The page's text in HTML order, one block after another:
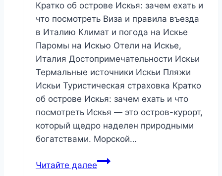
Кратко об острове Искья: зачем ехать и
что посмотреть Виза и правила въезда
в Италию Климат и погода на Искье
Паромы на Искью Отели на Искье,
Италия Достопримечательности Искьи
Термальные источники Искьи Пляжи
Искьи Туристическая страховка Кратко
об острове Искья: зачем ехать и что
посмотреть Искья — это остров-курорт,
который щедро наделен природными
богатствами. Морской…
Читайте далееИскья,